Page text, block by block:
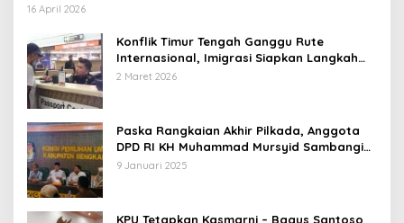
16 April 2026
Konflik Timur Tengah Ganggu Rute
Internasional, Imigrasi Siapkan Langkah
Antisipatif
2 Maret 2026
Paska Rangkaian Akhir Pilkada, Anggota
DPD RI KH Muhammad Mursyid Sambangi
KPU Bengkalis
9 Januari 2025
KPU Tetapkan Kasmarni – Bagus Santoso